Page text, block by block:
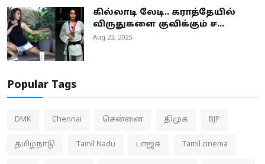
கில்லாடி லேடி.. கராத்தேயில்
விருதுகளை குவிக்கும் ச...
Aug 22, 2025
Popular Tags
DMK Chennai சென்னை திமுக BJP
தமிழ்நாடு Tamil Nadu பாஜக Tamil cinema